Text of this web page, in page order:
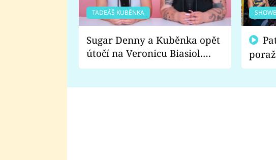
TADEÁŠ KUBĚNKA
Sugar Denny a Kuběnka opět
útočí na Veronicu Biasiol.
Proč je podle nich falešná a